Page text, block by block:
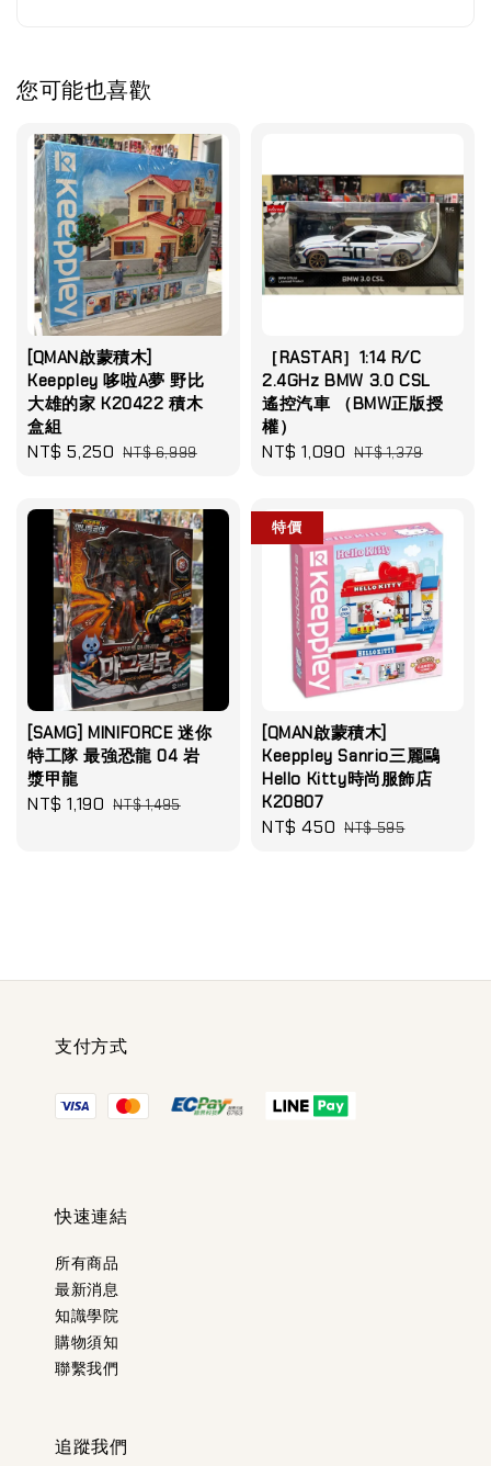
您可能也喜歡
[QMAN啟蒙積木]
Keeppley 哆啦A夢 野比
大雄的家 K20422 積木
盒組
Sale
NT$ 5,250 Regular
NT$ 6,999
［RASTAR］1:14 R/C
2.4GHz BMW 3.0 CSL
遙控汽車 （BMW正版授
權）
Sale
NT$ 1,090 Regular
NT$ 1,379
[SAMG] MINIFORCE 迷你
特工隊 最強恐龍 04 岩
漿甲龍
Sale
NT$ 1,190 Regular
NT$ 1,495
特價
[QMAN啟蒙積木]
Keeppley Sanrio三麗鷗
Hello Kitty時尚服飾店
K20807
Sale
NT$ 450 Regular
NT$ 595
支付方式
快速連結
所有商品
最新消息
知識學院
購物須知
聯繫我們
追蹤我們